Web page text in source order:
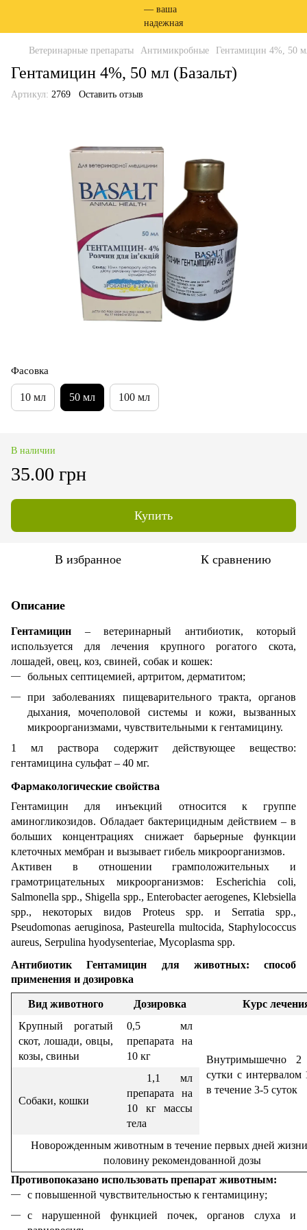
Ветеринарные препараты Антимикробные Гентамицин 4%, 50
Гентамицин 4%, 50 мл (Базальт)
Артикул: 2769 Оставить отзыв
Фасовка
10 мл 50 мл 100 мл
В наличии
35.00 грн
Купить
В избранное К сравнению
Описание
Гентамицин – ветеринарный антибиотик, который
используется для лечения крупного рогатого скота,
лошадей, овец, коз, свиней, собак и кошек:
больных септицемией, артритом, дерматитом;
при заболеваниях пищеварительного тракта, органов
дыхания, мочеполовой системы и кожи, вызванных
микроорганизмами, чувствительными к гентамицину.
1 мл раствора содержит действующее вещество:
гентамицина сульфат – 40 мг.
Фармакологические свойства
Гентамицин для инъекций относится к группе
аминогликозидов. Обладает бактерицидным действием – в
больших концентрациях снижает барьерные функции
клеточных мембран и вызывает гибель микроорганизмов.
Активен в отношении грамположительных и
грамотрицательных микроорганизмов: Escherichia coli,
Salmonella spp., Shigella spp., Enterobacter aerogenes, Klebsiella
spp., некоторых видов Proteus spp. и Serratia spp.,
Pseudomonas aeruginosa, Pasteurella multocida, Staрhylococcus
aureus, Serpulina hyodysenteriae, Mycoplasma spp.
Антибиотик Гентамицин для животных: способ
применения и дозировка
Вид животного Дозировка
Курс
Крупный рогатый
скот, лошади, овцы,
козы, свиньи
0,5 мл
препарата на
10 кг
Внутримышечно
сутки с интервалом
в течение 3-5 суток
Собаки, кошки
1,1 мл
препарата на
10 кг массы
тела
Новорожденным животным в течение первых дней
половину рекомендованной дозы
Противопоказано использовать препарат животным:
с повышенной чувствительностью к гентамицину;
с нарушенной функцией почек, органов слуха и